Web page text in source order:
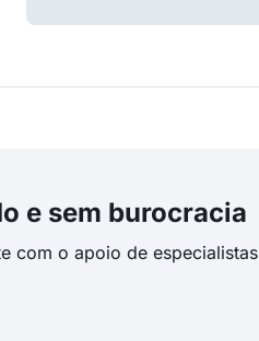
e sem burocracia
com o apoio de especialistas